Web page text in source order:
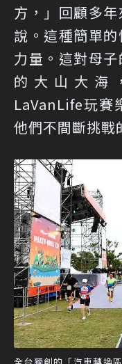
方，」回顧多
說。這種簡單
力量。這對母
的大山大海
LaVanLife玩賽
他們不間斷挑戰